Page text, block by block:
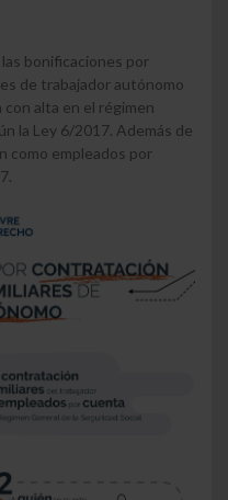
bonificaciones por
de trabajador autónomo
alta en el régimen
la Ley 6/2017. Además de
como empleados por